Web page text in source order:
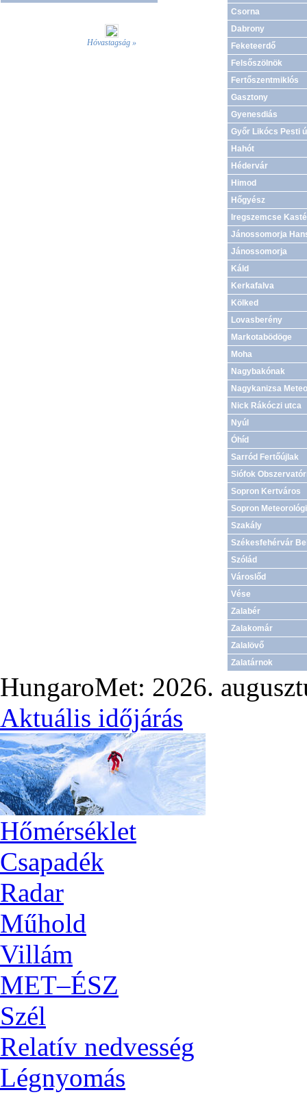
Hóvastagság »
Csorna
Dabrony
Feketeerdő
Felsőszölnök
Fertőszentmiklós
Gasztony
Gyenesdiás
Győr Likócs Pesti
Hahót
Hédervár
Himod
Hőgyész
Iregszemcse
Jánossomorja
Jánossomorja
Káld
Kerkafalva
Kölked
Lovasberény
Markotabödöge
Moha
Nagybakónak
Nagykanizsa
Nick Rákóczi utca
Nyúl
Óhíd
Sarród Fertőújlak
Siófok
Sopron Kertváros
Sopron
Szakály
Székesfehérvár
Szólád
Városlőd
Vése
Zalabér
Zalakomár
Zalalövő
Zalatárnok
HungaroMet: 2026.
Aktuális időjárás
Hőmérséklet
Csapadék
Radar
Műhold
Villám
MET–ÉSZ
Szél
Relatív nedvesség
Légnyomás